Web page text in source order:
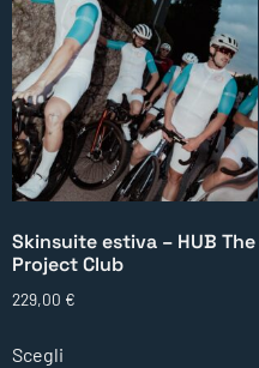
Skinsuite estiva – HUB The
Project Club
229,00 €
Scegli